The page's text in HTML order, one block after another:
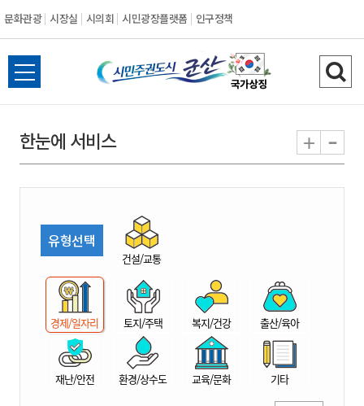
문화관광 시장실 시의회 시민광장플랫폼 인구정책
시
민
권
시
산
전
체
뉴
열
검
색
기
한눈에 서비스 + -
유형선택
건설/교통
경제/일자리 토지/주택 복지/건강 출산/육아
재난/안전 환경/상수도 교육/문화 기타